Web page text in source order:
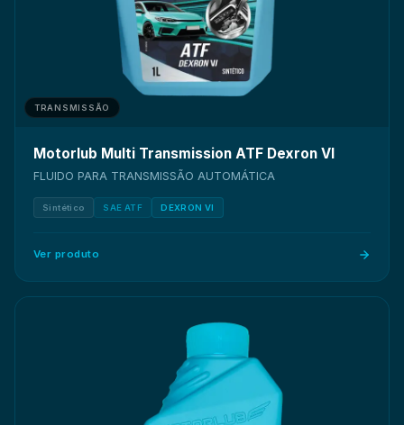
TRANSMISSÃO
Motorlub Multi Transmission ATF Dexron VI
FLUIDO PARA TRANSMISSÃO AUTOMÁTICA
Sintético SAE ATF DEXRON VI
Ver produto